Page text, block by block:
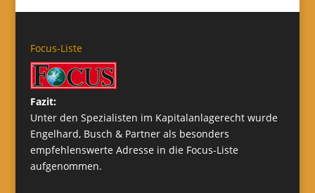
Focus-Liste
Fazit:
Unter den Spezialisten im Kapitalanlagerecht wurde
Engelhard, Busch & Partner als besonders
empfehlenswerte Adresse in die Focus-Liste
aufgenommen.